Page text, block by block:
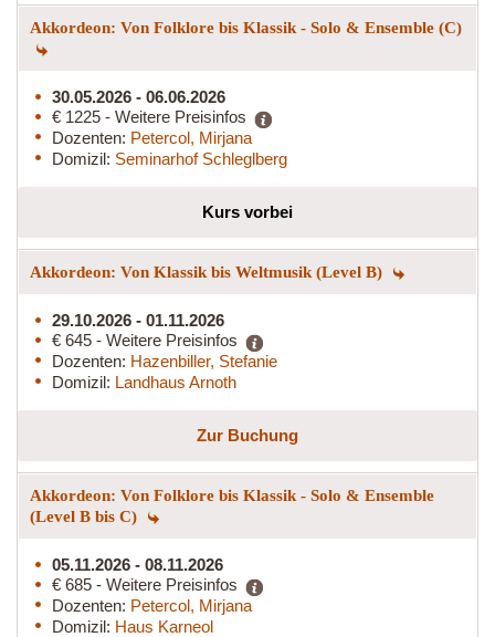
Akkordeon: Von Folklore bis Klassik - Solo & Ensemble (C)
30.05.2026 - 06.06.2026
€ 1225 - Weitere Preisinfos
Dozenten: Petercol, Mirjana
Domizil: Seminarhof Schleglberg
Kurs vorbei
Akkordeon: Von Klassik bis Weltmusik (Level B)
29.10.2026 - 01.11.2026
€ 645 - Weitere Preisinfos
Dozenten: Hazenbiller, Stefanie
Domizil: Landhaus Arnoth
Zur Buchung
Akkordeon: Von Folklore bis Klassik - Solo & Ensemble
(Level B bis C)
05.11.2026 - 08.11.2026
€ 685 - Weitere Preisinfos
Dozenten: Petercol, Mirjana
Domizil: Haus Karneol